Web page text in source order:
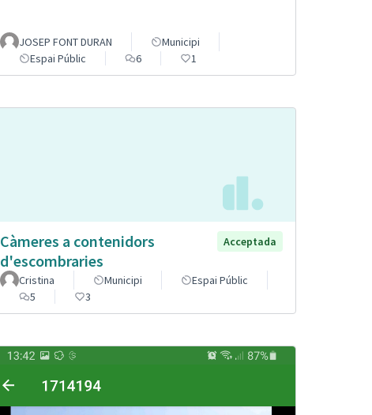
JOSEP FONT DURAN
Municipi
Espai Públic
6 1
Càmeres a contenidors
d'escombraries
Acceptada
Cristina Municipi
Espai Públic
5
3